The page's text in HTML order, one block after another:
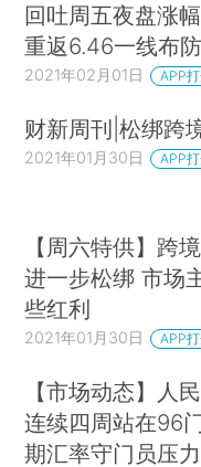
回吐周五夜盘涨
重返6.46一线布
2021年02月01日 APP
财新周刊|松绑跨
2021年01月30日 APP
【周六特供】跨
进一步松绑 市场
些红利
2021年01月30日 APP
【市场动态】人
连续四周站在96
期汇率守门员压